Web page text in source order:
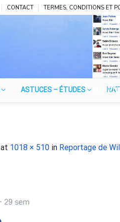
CONTACT TERMES, CONDITIONS ET
ASTUCES – ÉTUDES
at 1018 × 510 in Reportage de